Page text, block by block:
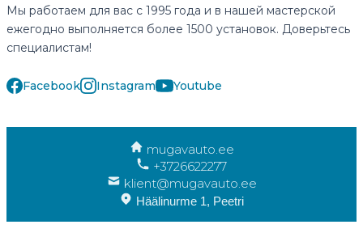
Мы работаем для вас с 1995 года и в нашей мастерской
ежегодно выполняется более 1500 установок. Доверьтесь
специалистам!
Facebook Instagram Youtube
mugavauto.ee
+3726622277
klient@mugavauto.ee
Häälinurme 1, Peetri